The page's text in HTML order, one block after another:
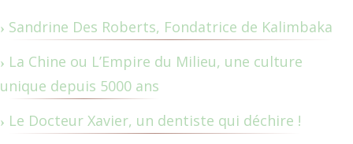
Sandrine Des Roberts, Fondatrice de Kalimbaka
La Chine ou L’Empire du Milieu, une culture
unique depuis 5000 ans
Le Docteur Xavier, un dentiste qui déchire !